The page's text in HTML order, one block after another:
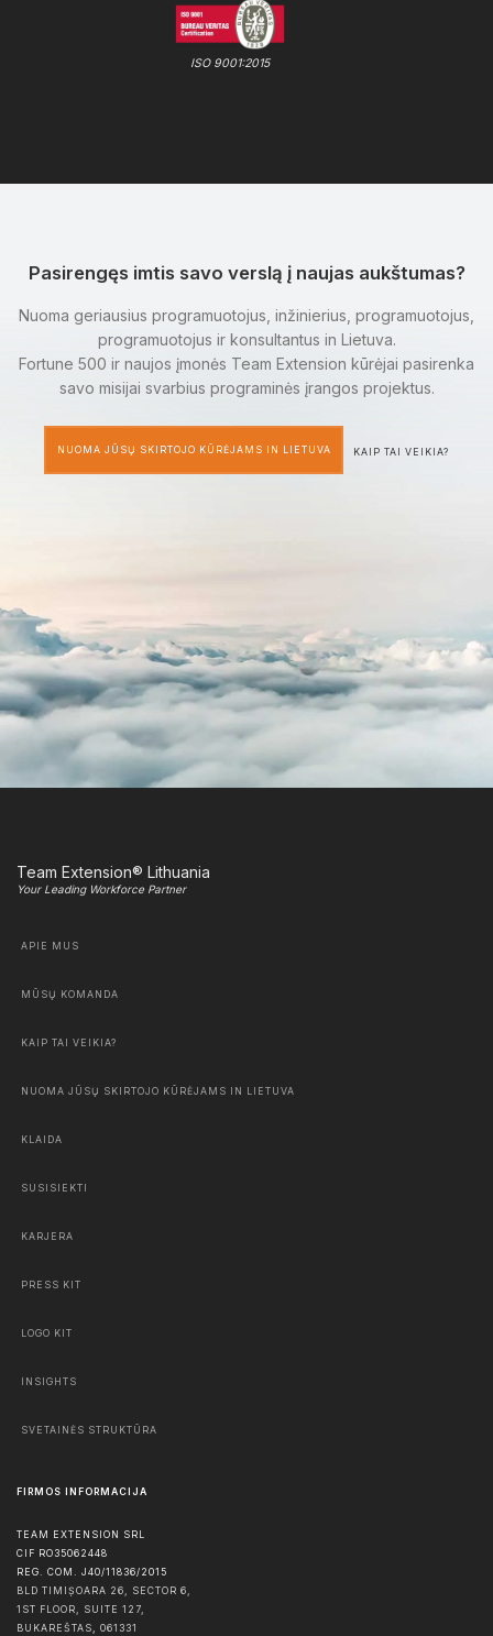
ISO 9001:2015
Pasirengęs imtis savo verslą į naujas aukštumas?
Nuoma geriausius programuotojus, inžinierius, programuotojus,
programuotojus ir konsultantus in Lietuva.
Fortune 500 ir naujos įmonės Team Extension kūrėjai pasirenka
savo misijai svarbius programinės įrangos projektus.
NUOMA JŪSŲ SKIRTOJO KŪRĖJAMS IN LIETUVA KAIP TAI VEIKIA?
Team Extension® Lithuania
Your Leading Workforce Partner
APIE MUS
MŪSŲ KOMANDA
KAIP TAI VEIKIA?
NUOMA JŪSŲ SKIRTOJO KŪRĖJAMS IN LIETUVA
KLAIDA
SUSISIEKTI
KARJERA
PRESS KIT
LOGO KIT
INSIGHTS
SVETAINĖS STRUKTŪRA
FIRMOS INFORMACIJA
TEAM EXTENSION SRL
CIF RO35062448
REG. COM. J40/11836/2015
BLD TIMIȘOARA 26, SECTOR 6,
1ST FLOOR, SUITE 127,
BUKAREŠTAS, 061331